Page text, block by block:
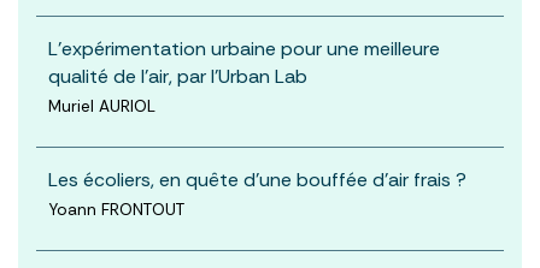
L’expérimentation urbaine pour une meilleure
qualité de l’air, par l’Urban Lab
Muriel AURIOL
Les écoliers, en quête d’une bouffée d’air frais ?
Yoann FRONTOUT